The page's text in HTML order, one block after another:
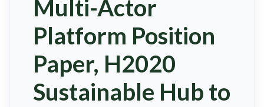
Multi-Actor
Platform Position
Paper, H2020
Sustainable Hub to